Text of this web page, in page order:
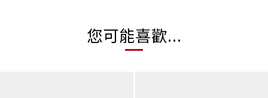
您可能喜歡...